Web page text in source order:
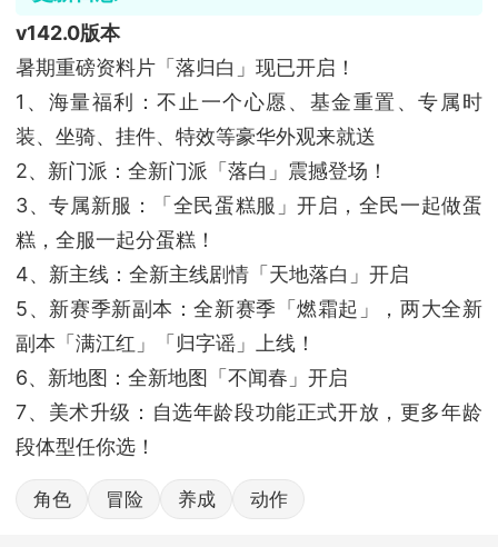
v142.0版本
暑期重磅资料片「落归白」现已开启！
1、海量福利：不止一个心愿、基金重置、专属时
装、坐骑、挂件、特效等豪华外观来就送
2、新门派：全新门派「落白」震撼登场！
3、专属新服：「全民蛋糕服」开启，全民一起做蛋
糕，全服一起分蛋糕！
4、新主线：全新主线剧情「天地落白」开启
5、新赛季新副本：全新赛季「燃霜起」，两大全新
副本「满江红」「归字谣」上线！
6、新地图：全新地图「不闻春」开启
7、美术升级：自选年龄段功能正式开放，更多年龄
段体型任你选！
角色 冒险 养成 动作